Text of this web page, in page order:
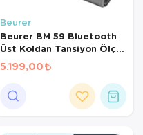
Beurer
Beurer BM 59 Bluetooth
Üst Koldan Tansiyon Ölçer
– Kablosuz Manşet, Şarj
Edilebilir, Aritmi Tespiti
5.199,00